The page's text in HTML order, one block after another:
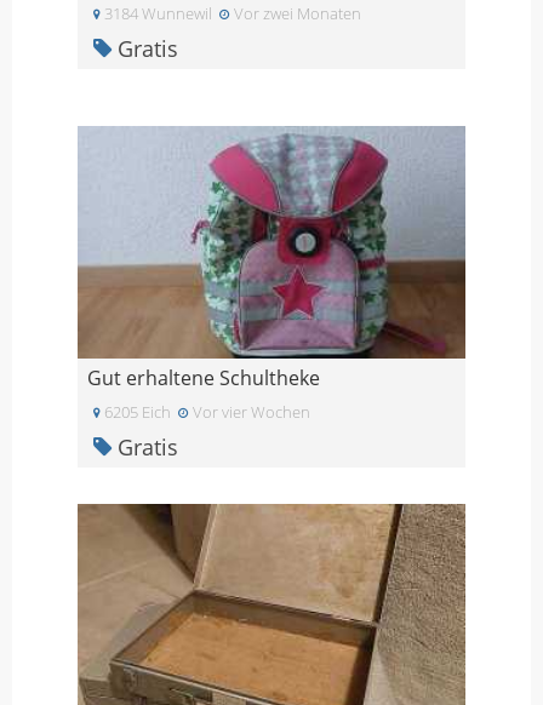
3184 Wunnewil Vor zwei Monaten
Gratis
Gut erhaltene Schultheke
6205 Eich Vor vier Wochen
Gratis